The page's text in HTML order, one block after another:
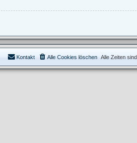
Alle Zeiten sind
Alle Cookies löschen
Kontakt